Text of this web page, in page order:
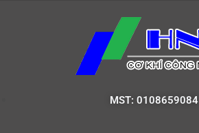
MST: 0108659084